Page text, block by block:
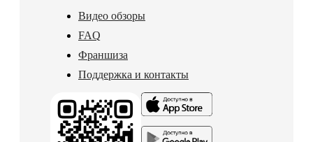
Видео обзоры
FAQ
Франшиза
Поддержка и контакты